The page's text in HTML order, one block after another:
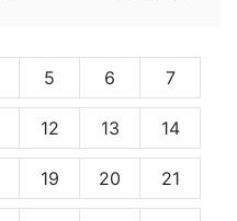
5 6 7
12 13 14
19 20 21